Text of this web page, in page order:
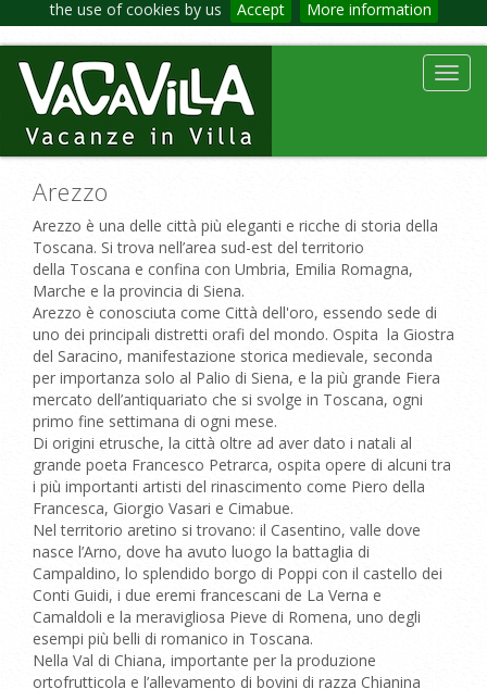
the use of cookies by us Accept More information
Arezzo
Arezzo è una delle città più eleganti e ricche di storia della
Toscana. Si trova nell’area sud-est del territorio
della Toscana e confina con Umbria, Emilia Romagna,
Marche e la provincia di Siena.
Arezzo è conosciuta come Città dell'oro, essendo sede di
uno dei principali distretti orafi del mondo. Ospita la Giostra
del Saracino, manifestazione storica medievale, seconda
per importanza solo al Palio di Siena, e la più grande Fiera
mercato dell’antiquariato che si svolge in Toscana, ogni
primo fine settimana di ogni mese.
Di origini etrusche, la città oltre ad aver dato i natali al
grande poeta Francesco Petrarca, ospita opere di alcuni tra
i più importanti artisti del rinascimento come Piero della
Francesca, Giorgio Vasari e Cimabue.
Nel territorio aretino si trovano: il Casentino, valle dove
nasce l’Arno, dove ha avuto luogo la battaglia di
Campaldino, lo splendido borgo di Poppi con il castello dei
Conti Guidi, i due eremi francescani de La Verna e
Camaldoli e la meravigliosa Pieve di Romena, uno degli
esempi più belli di romanico in Toscana.
Nella Val di Chiana, importante per la produzione
ortofrutticola e l’allevamento di bovini di razza Chianina